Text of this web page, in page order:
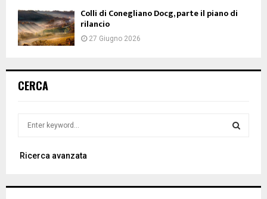
Colli di Conegliano Docg, parte il piano di
rilancio
27 Giugno 2026
CERCA
rRicerca avanzata